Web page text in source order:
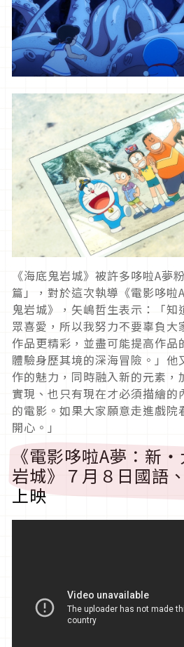
《海底鬼岩城》被許多哆啦A夢
篇」，對於這次執導《電影哆
鬼岩城》，矢嶋哲生表示：「知
眾喜愛，所以我努力不要辜負大
作品更精彩，並盡可能提高作品
體驗身歷其境的深海冒險。」他
作的魅力，同時融入新的元素，
實現、也只有現在才必須描繪的
的電影。如果大家願意走進戲院
開心。」
《電影哆啦A夢：新
岩城》７月８日國語
上映